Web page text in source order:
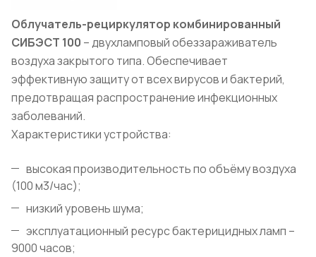
Облучатель-рециркулятор комбинированный
СИБЭСТ 100 – двухламповый обеззараживатель
воздуха закрытого типа. Обеспечивает
эффективную защиту от всех вирусов и бактерий,
предотвращая распространение инфекционных
заболеваний.
Характеристики устройства:
высокая производительность по объёму воздуха
(100 м3/час);
низкий уровень шума;
эксплуатационный ресурс бактерицидных ламп –
9000 часов;